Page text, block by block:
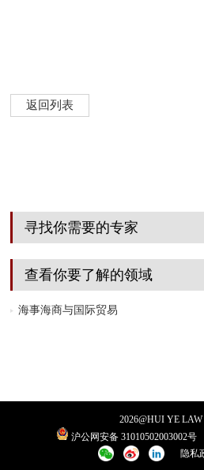
返回列表
寻找你需要的专家
查看你要了解的领域
海事海商与国际贸易
2026@HUI YE
沪公网安备 31010502003002号
隐私